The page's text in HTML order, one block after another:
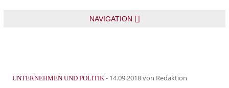
NAVIGATION
UNTERNEHMEN UND POLITIK - 14.09.2018von Redaktion